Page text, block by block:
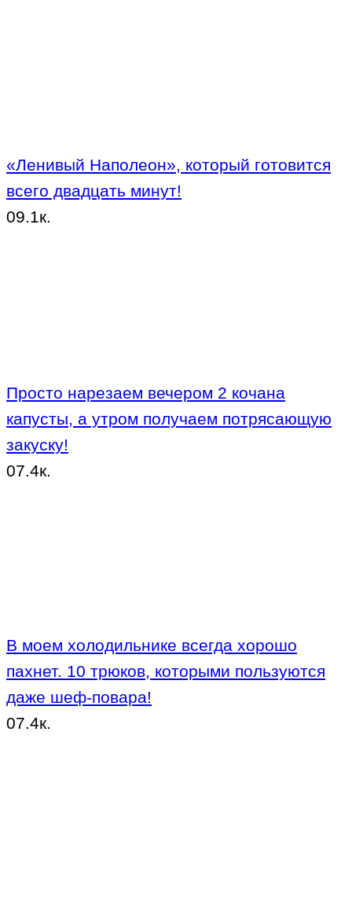
«Ленивый Наполеон», который готовится
всего двадцать минут!
09.1к.
Просто нарезаем вечером 2 кочана
капусты, а утром получаем потрясающую
закуску!
07.4к.
В моем холодильнике всегда хорошо
пахнет. 10 трюков, которыми пользуются
даже шеф-повара!
07.4к.